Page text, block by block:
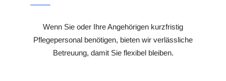
Wenn Sie oder Ihre Angehörigen kurzfristig
Pflegepersonal benötigen, bieten wir verlässliche
Betreuung, damit Sie flexibel bleiben.